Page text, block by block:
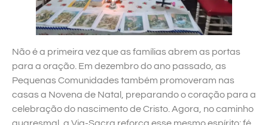
Não é a primeira vez que as famílias abrem as portas
para a oração. Em dezembro do ano passado, as
Pequenas Comunidades também promoveram nas
casas a Novena de Natal, preparando o coração para a
celebração do nascimento de Cristo. Agora, no caminho